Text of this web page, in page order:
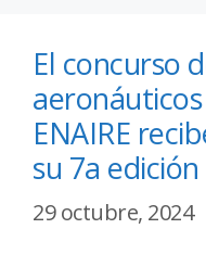
El concurso
ENAIRE
su 7a edición
29 octubre, 2024